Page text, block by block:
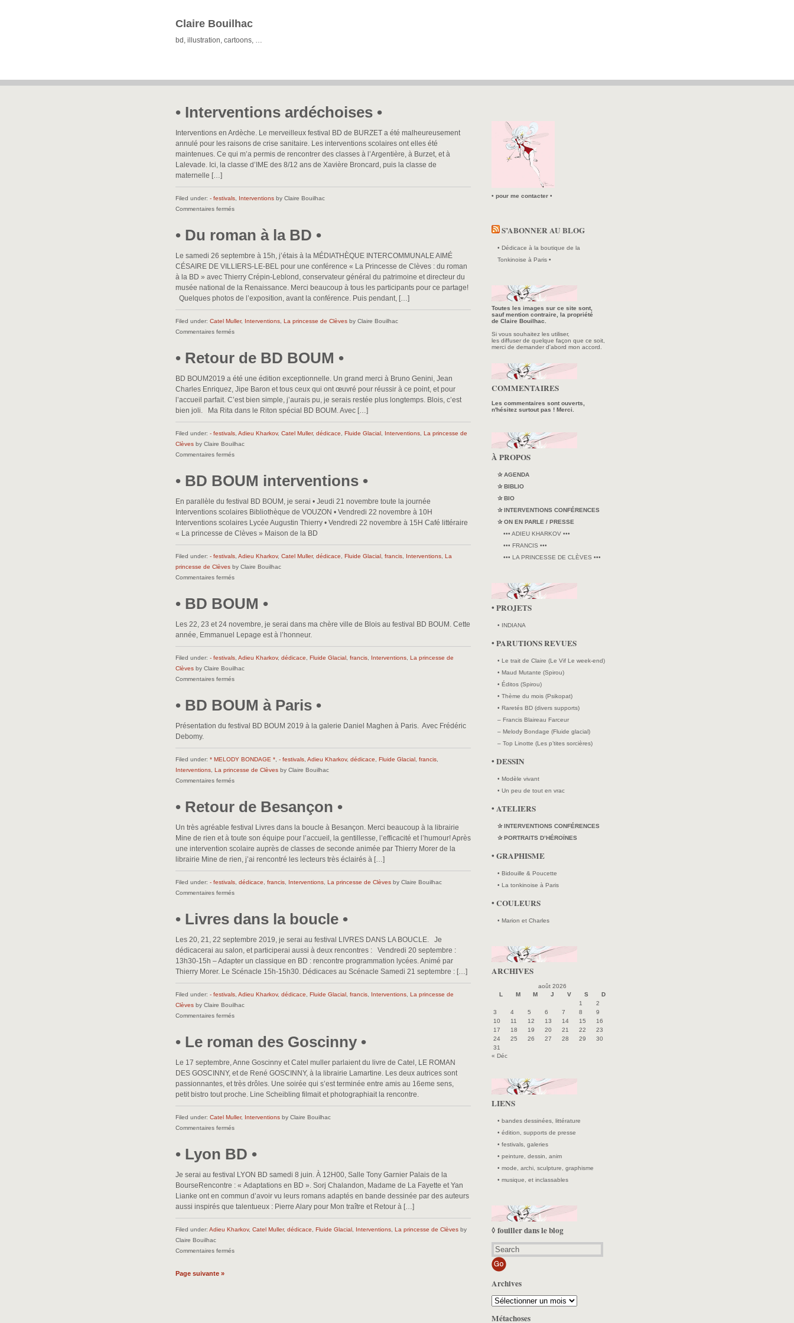
Claire Bouilhac
bd, illustration, cartoons, …
• Interventions ardéchoises •
Interventions en Ardèche. Le merveilleux festival BD de BURZET a été malheureusement
annulé pour les raisons de crise sanitaire. Les interventions scolaires ont elles été
maintenues. Ce qui m’a permis de rencontrer des classes à l’Argentière, à Burzet, et à
Lalevade. Ici, la classe d’IME des 8/12 ans de Xavière Broncard, puis la classe de
maternelle […]
Filed under: - festivals Interventions by Claire Bouilhac
Commentaires ferméssur
Interventions
ardéchoises
• Du roman à la BD •
Le samedi 26 septembre à 15h, j’étais à la MÉDIATHÈQUE INTERCOMMUNALE AIMÉ
CÉSAIRE DE VILLIERS-LE-BEL pour une conférence « La Princesse de Clèves : du roman
à la BD » avec Thierry Crépin-Leblond, conservateur général du patrimoine et directeur du
musée national de la Renaissance. Merci beaucoup à tous les participants pour ce partage!
Quelques photos de l’exposition, avant la conférence. Puis pendant, […]
Filed under: Catel Muller, Interventions La princesse de Clèves by Claire Bouilhac
Commentaires ferméssur
roman
BD
• Retour de BD BOUM •
BD BOUM2019 a été une édition exceptionnelle. Un grand merci à Bruno Genini, Jean
Charles Enriquez, Jipe Baron et tous ceux qui ont œuvré pour réussir à ce point, et pour
l’accueil parfait. C’est bien simple, j’aurais pu, je serais restée plus longtemps. Blois, c’est
bien joli. Ma Rita dans le Riton spécial BD BOUM. Avec […]
Filed under: - festivals Adieu Kharkov, Catel Muller, dédicace Fluide Glacial Interventions La princesse de
Clèves by Claire Bouilhac
Commentaires ferméssur
Retour
de
• BD BOUM interventions •
En parallèle du festival BD BOUM, je serai • Jeudi 21 novembre toute la journée
Interventions scolaires Bibliothèque de VOUZON • Vendredi 22 novembre à 10H
Interventions scolaires Lycée Augustin Thierry • Vendredi 22 novembre à 15H Café littéraire
« La princesse de Clèves » Maison de la BD
Filed under: - festivals Adieu Kharkov, Catel Muller, dédicace Fluide Glacial francis Interventions La
princesse de Clèves by Claire Bouilhac
Commentaires ferméssur
BD
BOUM
• BD BOUM •
Les 22, 23 et 24 novembre, je serai dans ma chère ville de Blois au festival BD BOUM. Cette
année, Emmanuel Lepage est à l’honneur.
Filed under: - festivals Adieu Kharkov, dédicace Fluide Glacial francis Interventions La princesse de
Clèves by Claire Bouilhac
Commentaires ferméssur
BOUM
•
• BD BOUM à Paris •
Présentation du festival BD BOUM 2019 à la galerie Daniel Maghen à Paris. Avec Frédéric
Debomy.
Filed under: * MELODY BONDAGE * - festivals Adieu Kharkov, dédicace Fluide Glacial francis
Interventions La princesse de Clèves by Claire Bouilhac
Commentaires ferméssur
BOUM
• Retour de Besançon •
Un très agréable festival Livres dans la boucle à Besançon. Merci beaucoup à la librairie
Mine de rien et à toute son équipe pour l’accueil, la gentillesse, l’efficacité et l’humour! Après
une intervention scolaire auprès de classes de seconde animée par Thierry Morer de la
librairie Mine de rien, j’ai rencontré les lecteurs très éclairés à […]
Filed under: - festivals dédicace francis Interventions La princesse de Clèves by Claire Bouilhac
Commentaires ferméssur
Retour
de
• Livres dans la boucle •
Les 20, 21, 22 septembre 2019, je serai au festival LIVRES DANS LA BOUCLE. Je
dédicacerai au salon, et participerai aussi à deux rencontres : Vendredi 20 septembre :
13h30-15h – Adapter un classique en BD : rencontre programmation lycées. Animé par
Thierry Morer. Le Scénacle 15h-15h30. Dédicaces au Scénacle Samedi 21 septembre : […]
Filed under: - festivals Adieu Kharkov, dédicace Fluide Glacial francis Interventions La princesse de
Clèves by Claire Bouilhac
Commentaires ferméssur
dans
• Le roman des Goscinny •
Le 17 septembre, Anne Goscinny et Catel muller parlaient du livre de Catel, LE ROMAN
DES GOSCINNY, et de René GOSCINNY, à la librairie Lamartine. Les deux autrices sont
passionnantes, et très drôles. Une soirée qui s’est terminée entre amis au 16eme sens,
petit bistro tout proche. Line Scheibling filmait et photographiait la rencontre.
Filed under: Catel Muller, Interventions by Claire Bouilhac
Commentaires ferméssur
Le
roman
• Lyon BD •
Je serai au festival LYON BD samedi 8 juin. À 12H00, Salle Tony Garnier Palais de la
BourseRencontre : « Adaptations en BD ». Sorj Chalandon, Madame de La Fayette et Yan
Lianke ont en commun d’avoir vu leurs romans adaptés en bande dessinée par des auteurs
aussi inspirés que talentueux : Pierre Alary pour Mon traître et Retour à […]
Filed under: Adieu Kharkov, Catel Muller, dédicace Fluide Glacial Interventions La princesse de Clèves by
Claire Bouilhac
Commentaires ferméssur
Page suivante »
• pour me contacter •
S’ABONNER AU BLOG
• Dédicace à la boutique de la
Tonkinoise à Paris •
Toutes les images sur ce site sont,
sauf mention contraire, la propriété
de Claire Bouilhac.
Si vous souhaitez les utiliser,
les diffuser de quelque façon que ce soit,
merci de demander d'abord mon accord.
COMMENTAIRES
Les commentaires sont ouverts,
n'hésitez surtout pas ! Merci.
À PROPOS
✰ AGENDA
✰ BIBLIO
✰ BIO
✰ INTERVENTIONS CONFÉRENCES
✰ ON EN PARLE / PRESSE
••• ADIEU KHARKOV •••
••• FRANCIS •••
••• LA PRINCESSE DE CLÈVES •••
• PROJETS
• INDIANA
• PARUTIONS REVUES
• Le trait de Claire (Le Vif Le week-end)
• Maud Mutante (Spirou)
• Éditos (Spirou)
• Thème du mois (Psikopat)
• Raretés BD (divers supports)
– Francis Blaireau Farceur
– Melody Bondage (Fluide glacial)
– Top Linotte (Les p’tites sorcières)
• DESSIN
• Modèle vivant
• Un peu de tout en vrac
• ATELIERS
✰ INTERVENTIONS CONFÉRENCES
✰ PORTRAITS D’HÉROÏNES
• GRAPHISME
• Bidouille & Poucette
• La tonkinoise à Paris
• COULEURS
• Marion et Charles
ARCHIVES
août 2026
L
M M J V S
D
1
2
3
4 5 6 7 8
9
10
11 12 13 14 15
16
17
18 19 20 21 22
23
24
25 26 27 28 29
30
31
« Déc
LIENS
• bandes dessinées, littérature
• édition, supports de presse
• festivals, galeries
• peinture, dessin, anim
• mode, archi, sculpture, graphisme
• musique, et inclassables
◊ fouiller dans le blog
Archives
Archives
Métachoses